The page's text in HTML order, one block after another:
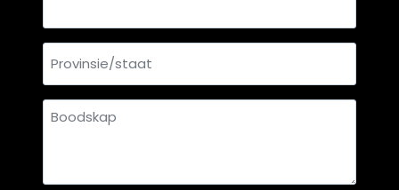
Provinsie/staat
Boodskap